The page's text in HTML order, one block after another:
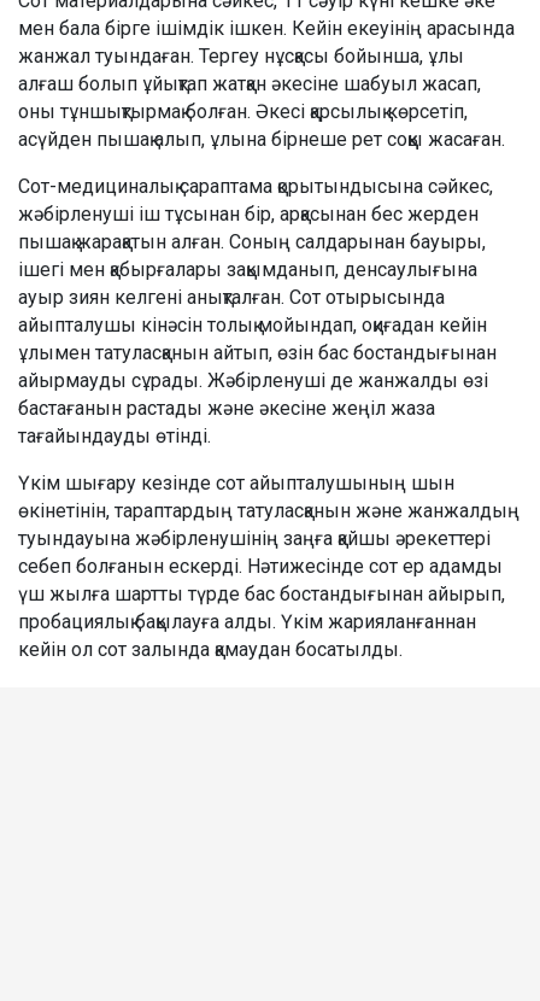
мен бала бірге ішімдік ішкен. Кейін екеуінің арасында
жанжал туындаған. Тергеу нұсқасы бойынша, ұлы
алғаш болып ұйықтап жатқан әкесіне шабуыл жасап,
оны тұншықтырмақ болған. Әкесі қарсылық көрсетіп,
асүйден пышақ алып, ұлына бірнеше рет соққы жасаған.
Сот-медициналық сараптама қорытындысына сәйкес,
жәбірленуші іш тұсынан бір, арқасынан бес жерден
пышақ жарақатын алған. Соның салдарынан бауыры,
ішегі мен қабырғалары зақымданып, денсаулығына
ауыр зиян келгені анықталған. Сот отырысында
айыпталушы кінәсін толық мойындап, оқиғадан кейін
ұлымен татуласқанын айтып, өзін бас бостандығынан
айырмауды сұрады. Жәбірленуші де жанжалды өзі
бастағанын растады және әкесіне жеңіл жаза
тағайындауды өтінді.
Үкім шығару кезінде сот айыпталушының шын
өкінетінін, тараптардың татуласқанын және жанжалдың
туындауына жәбірленушінің заңға қайшы әрекеттері
себеп болғанын ескерді. Нәтижесінде сот ер адамды
үш жылға шартты түрде бас бостандығынан айырып,
пробациялық бақылауға алды. Үкім жарияланғаннан
кейін ол сот залында қамаудан босатылды.